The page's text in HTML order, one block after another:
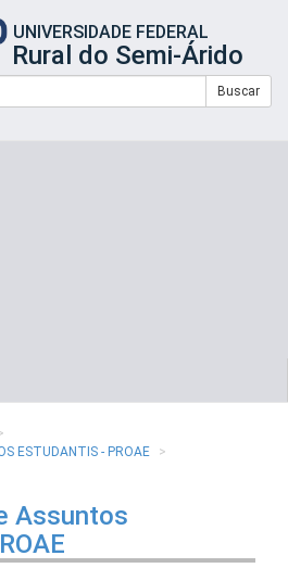
UNIVERSIDADE FEDERAL
Rural do Semi-Árido
Buscar
ESTUDANTIS - PROAE
Assuntos